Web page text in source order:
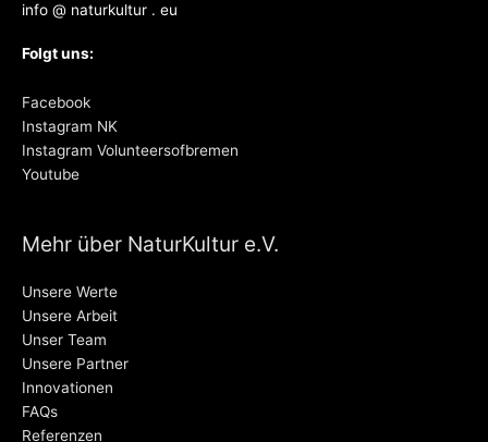
info @ naturkultur . eu
Folgt uns:
Facebook
Instagram NK
Instagram Volunteersofbremen
Youtube
Mehr über NaturKultur e.V.
Unsere Werte
Unsere Arbeit
Unser Team
Unsere Partner
Innovationen
FAQs
Referenzen